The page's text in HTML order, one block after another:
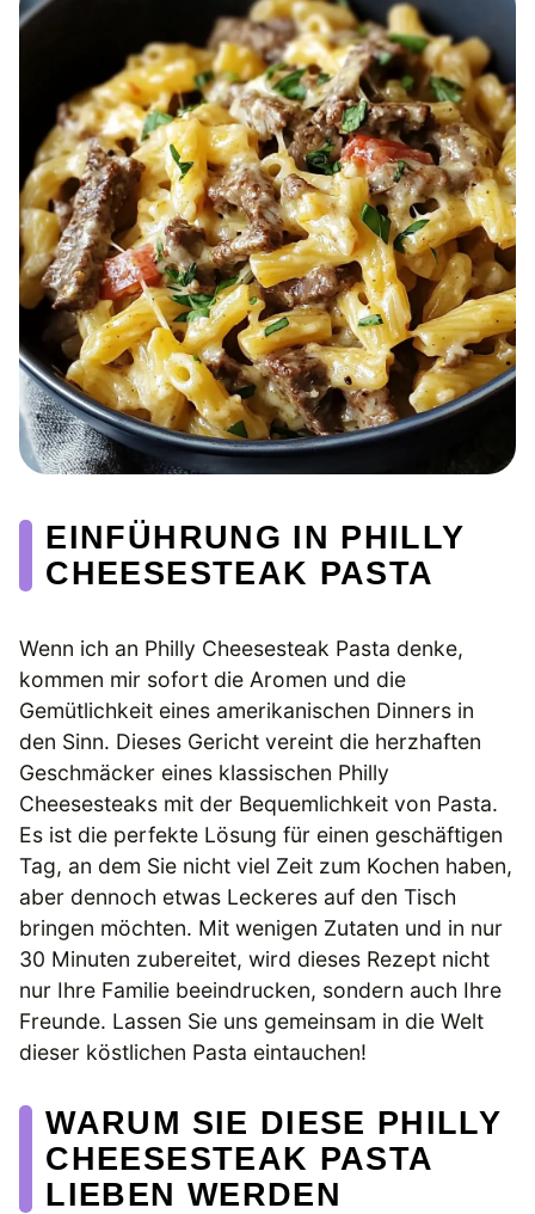
EINFÜHRUNG IN PHILLY
CHEESESTEAK PASTA
Wenn ich an Philly Cheesesteak Pasta denke,
kommen mir sofort die Aromen und die
Gemütlichkeit eines amerikanischen Dinners in
den Sinn. Dieses Gericht vereint die herzhaften
Geschmäcker eines klassischen Philly
Cheesesteaks mit der Bequemlichkeit von Pasta.
Es ist die perfekte Lösung für einen geschäftigen
Tag, an dem Sie nicht viel Zeit zum Kochen haben,
aber dennoch etwas Leckeres auf den Tisch
bringen möchten. Mit wenigen Zutaten und in nur
30 Minuten zubereitet, wird dieses Rezept nicht
nur Ihre Familie beeindrucken, sondern auch Ihre
Freunde. Lassen Sie uns gemeinsam in die Welt
dieser köstlichen Pasta eintauchen!
WARUM SIE DIESE PHILLY
CHEESESTEAK PASTA
LIEBEN WERDEN